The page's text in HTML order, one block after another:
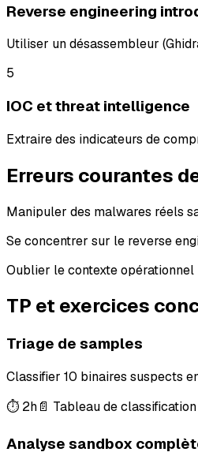
Reverse engineering
Utiliser un désassembleur
5
IOC et threat intelligence
Extraire des indicateurs de
Erreurs courantes
Manipuler des malwares réels
Se concentrer sur le reverse
Oublier le contexte
TP et exercices
Triage de samples
Classifier 10 binaires suspects
⏱ 2h📄 Tableau de
Analyse sandbox